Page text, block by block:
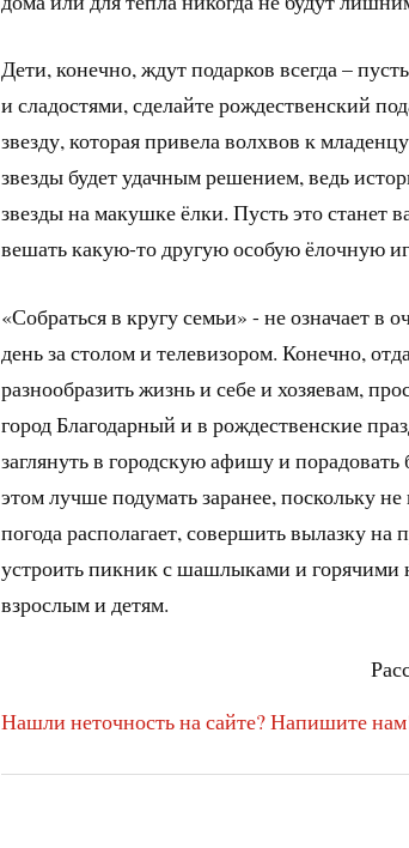
Дети, конечно, ждут подарков всегда –
и сладостями, сделайте рождественский
звезду, которая привела волхвов к
звезды будет удачным решением, ведь
звезды на макушке ёлки. Пусть это станет
вешать какую-то другую особую ёлочную
«Собраться в кругу семьи» - не означает в
день за столом и телевизором. Конечно,
разнообразить жизнь и себе и хозяевам,
город Благодарный и в рождественские
заглянуть в городскую афишу и
этом лучше подумать заранее, поскольку
погода располагает, совершить вылазку
устроить пикник с шашлыками и горячими
взрослым и детям.
Нашли неточность на сайте? Напишите